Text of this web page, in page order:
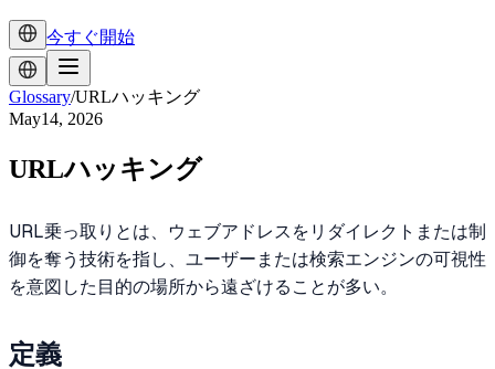
今すぐ開始
Glossary/URLハッキング
May14, 2026
URLハッキング
URL乗っ取りとは、ウェブアドレスをリダイレクトまたは制
御を奪う技術を指し、ユーザーまたは検索エンジンの可視性
を意図した目的の場所から遠ざけることが多い。
定義